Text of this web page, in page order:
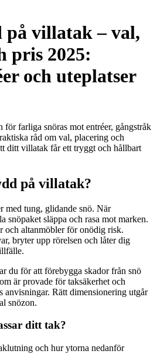
på villatak – val,
pris 2025:
och uteplatser
för farliga snöras mot entréer, gångstråk
råd om val, placering och
ditt villatak får ett tryggt och hållbart
på villatak?
med tung, glidande snö. När
snöpaket släppa och rasa mot marken.
och altanmöbler för onödig risk.
bryter upp rörelsen och låter dig
du för att förebygga skador från snö
är provade för taksäkerhet och
anvisningar. Rätt dimensionering utgår
snözon.
ditt tak?
och hur ytorna nedanför